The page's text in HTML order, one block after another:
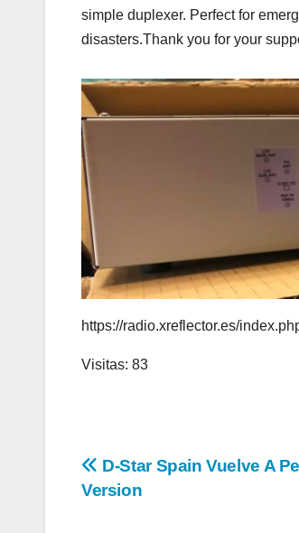
simple duplexer. Perfect for
disasters.Thank you for your
https://radio.xreflector.es/
Visitas: 83
Navegación
D-Star Spain Vuelve A
Version